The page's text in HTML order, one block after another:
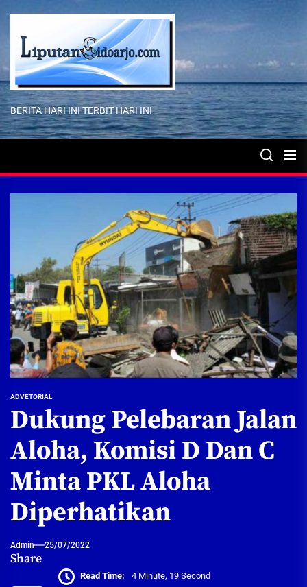
content
BERITA HARI INI TERBIT HARI INI
ADVETORIAL
Dukung Pelebaran Jalan
Aloha, Komisi D Dan C
Minta PKL Aloha
Diperhatikan
Admin 25/07/2022
Share
Read Time: 4 Minute, 19 Second